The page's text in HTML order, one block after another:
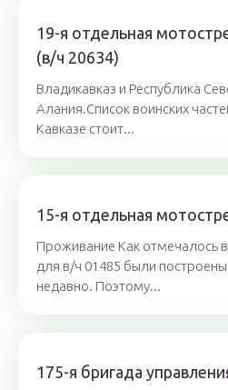
19-я отдельная
(в/ч 20634)
Владикавказ и Республика
Алания.Список воинских
Кавказе стоит...
15-я отдельная
Проживание Как отмечалось
для в/ч 01485 были
недавно. Поэтому...
175-я бригада